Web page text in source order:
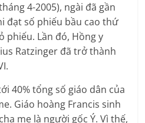
4-2005), ngài đã gần
đạt số phiếu bầu cao thứ
phiếu. Lần đó, Hồng y
Ratzinger đã trở thành
40% tổng số giáo dân của
Giáo hoàng Francis sinh
mẹ là người gốc Ý. Vì thế,